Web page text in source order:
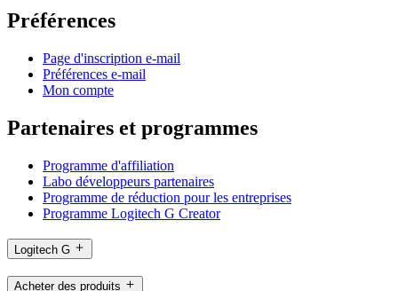
Préférences
Page d'inscription e-mail
Préférences e-mail
Mon compte
Partenaires et programmes
Programme d'affiliation
Labo développeurs partenaires
Programme de réduction pour les entreprises
Programme Logitech G Creator
Logitech G
Acheter des produits